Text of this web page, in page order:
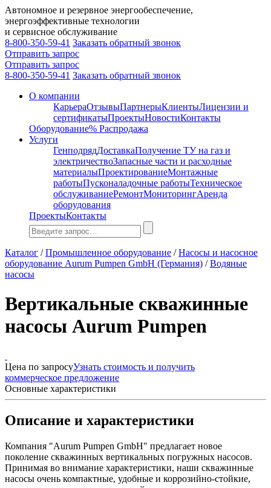
Автономное и резервное энергообеспечение,
энергоэффективные технологии
и сервисное обслуживание
8-800-350-59-41 Заказать обратный звонок
Отправить запрос
Отправить запрос
8-800-350-59-41 Заказать обратный звонок
О компании
КарьераОтзывыПартнерыКлиентыЛицензии и
сертификатыПроектыНовостиКонтакты
Оборудование% Распродажа
Услуги
ГенподрядДоставкаПолучение ТУ на газ и
электричествоЗапасные части и расходные
материалыПроектированиеМонтажные
работыПусконаладочные работыТехническое
обслуживаниеРемонтМониторингАренда
оборудования
ПроектыКонтакты
Каталог /Промышленное оборудование /Насосы и насосное
оборудование Aurum Pumpen GmbH (Германия) /Водяные
насосы
Вертикальные скважинные
насосы Aurum Pumpen
Цена по запросуУзнать стоимость и получить
коммерческое предложение
Основные характеристики
Описание и характеристики
Компания "Aurum Pumpen GmbH" предлагает новое
поколение скважинных вертикальных погружных насосов.
Принимая во внимание характеристики, наши скважинные
насосы очень компактные, удобные и коррозийно-стойкие,